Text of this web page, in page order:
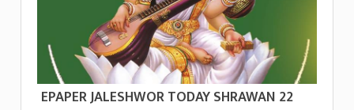
EPAPER JALESHWOR TODAY SHRAWAN 22